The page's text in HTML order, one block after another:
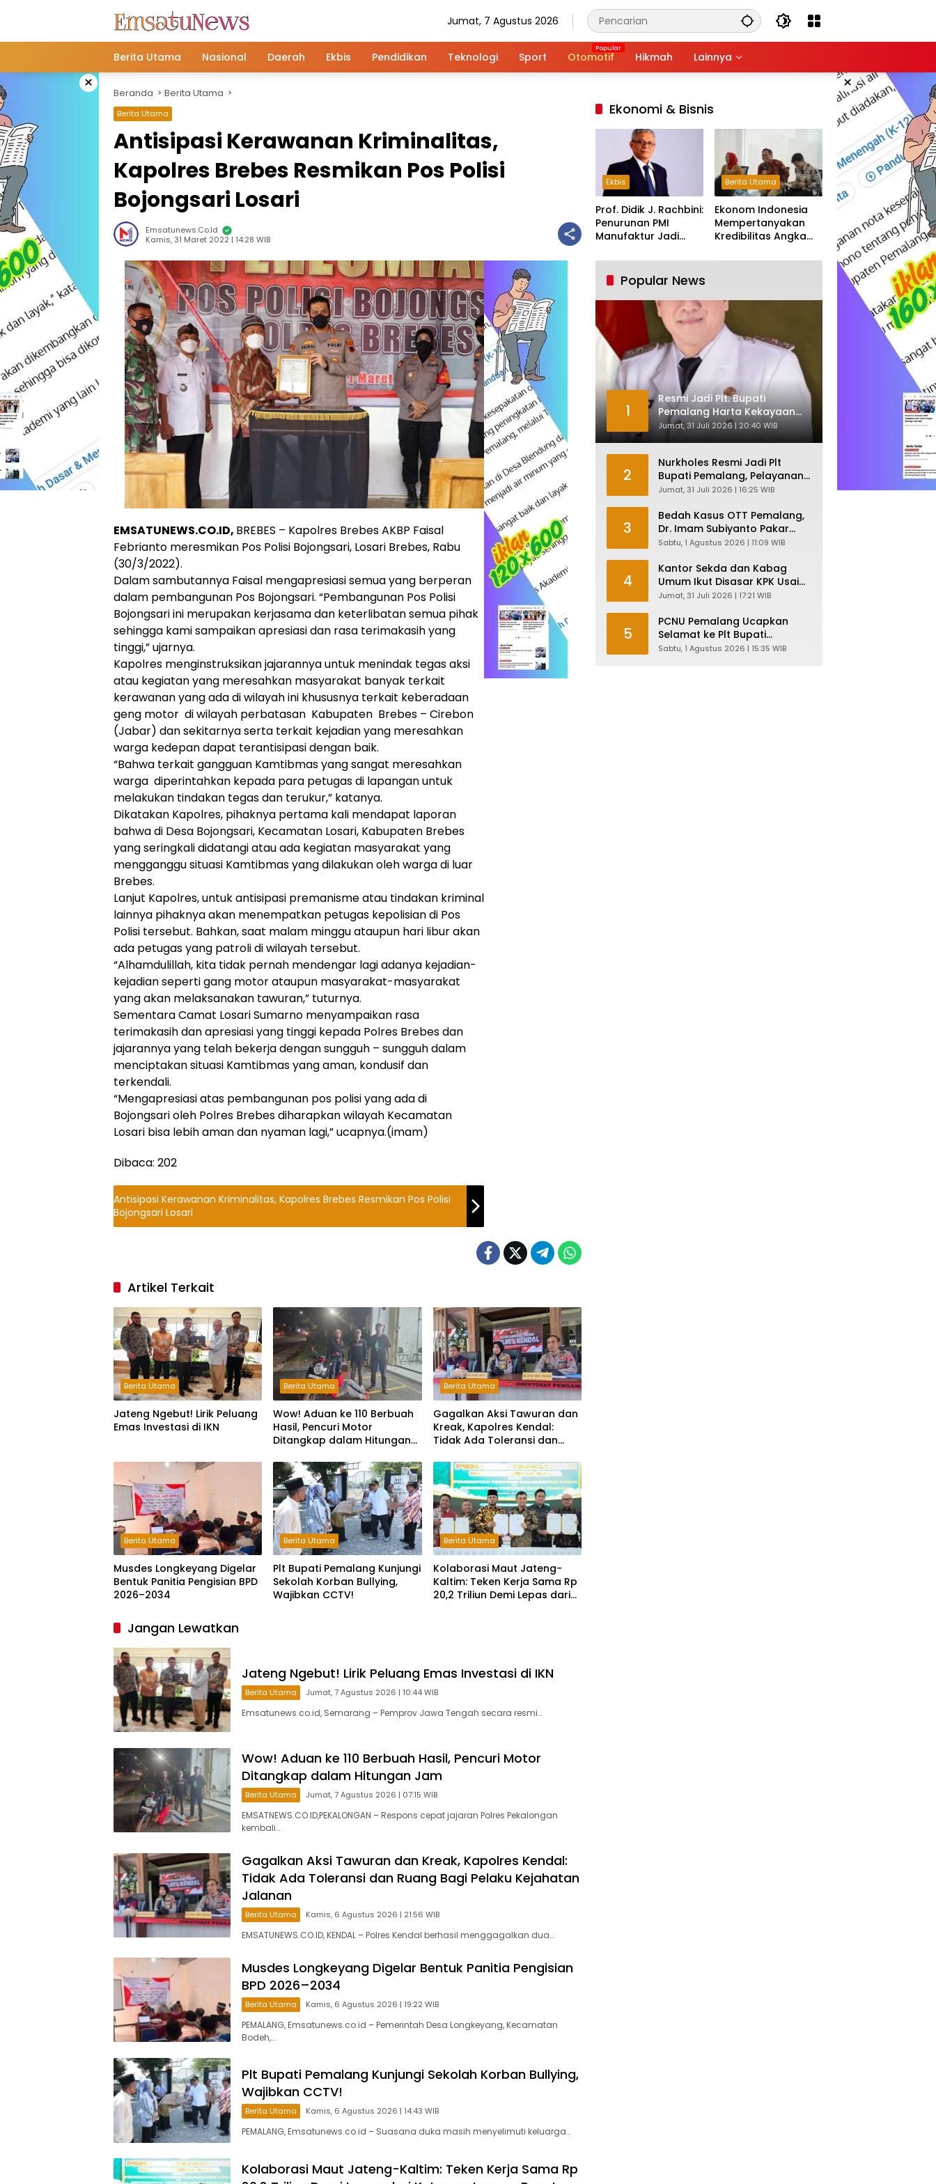
Jumat, 7 Agustus 2026
Berita Utama Nasional Daerah Ekbis Pendidikan Teknologi Sport Otomotif Hikmah Lainnya
× ×
Beranda Berita Utama
Berita Utama
Antisipasi Kerawanan Kriminalitas,
Kapolres Brebes Resmikan Pos Polisi
Bojongsari Losari
Emsatunews.co.id
Kamis, 31 Maret 2022 | 14:28 WIB
EMSATUNEWS.CO.ID, BREBES – Kapolres Brebes AKBP Faisal
Febrianto meresmikan Pos Polisi Bojongsari, Losari Brebes, Rabu
(30/3/2022).
Dalam sambutannya Faisal mengapresiasi semua yang berperan
dalam pembangunan Pos Bojongsari. “Pembangunan Pos Polisi
Bojongsari ini merupakan kerjasama dan keterlibatan semua pihak
sehingga kami sampaikan apresiasi dan rasa terimakasih yang
tinggi,” ujarnya.
Kapolres menginstruksikan jajarannya untuk menindak tegas aksi
atau kegiatan yang meresahkan masyarakat banyak terkait
kerawanan yang ada di wilayah ini khususnya terkait keberadaan
geng motor di wilayah perbatasan Kabupaten Brebes – Cirebon
(Jabar) dan sekitarnya serta terkait kejadian yang meresahkan
warga kedepan dapat terantisipasi dengan baik.
“Bahwa terkait gangguan Kamtibmas yang sangat meresahkan
warga diperintahkan kepada para petugas di lapangan untuk
melakukan tindakan tegas dan terukur,” katanya.
Dikatakan Kapolres, pihaknya pertama kali mendapat laporan
bahwa di Desa Bojongsari, Kecamatan Losari, Kabupaten Brebes
yang seringkali didatangi atau ada kegiatan masyarakat yang
mengganggu situasi Kamtibmas yang dilakukan oleh warga di luar
Brebes.
Lanjut Kapolres, untuk antisipasi premanisme atau tindakan kriminal
lainnya pihaknya akan menempatkan petugas kepolisian di Pos
Polisi tersebut. Bahkan, saat malam minggu ataupun hari libur akan
ada petugas yang patroli di wilayah tersebut.
“Alhamdulillah, kita tidak pernah mendengar lagi adanya kejadian-
kejadian seperti gang motor ataupun masyarakat-masyarakat
yang akan melaksanakan tawuran,” tuturnya.
Sementara Camat Losari Sumarno menyampaikan rasa
terimakasih dan apresiasi yang tinggi kepada Polres Brebes dan
jajarannya yang telah bekerja dengan sungguh – sungguh dalam
menciptakan situasi Kamtibmas yang aman, kondusif dan
terkendali.
“Mengapresiasi atas pembangunan pos polisi yang ada di
Bojongsari oleh Polres Brebes diharapkan wilayah Kecamatan
Losari bisa lebih aman dan nyaman lagi,” ucapnya.(imam)
Dibaca: 202
Antisipasi Kerawanan Kriminalitas, Kapolres Brebes Resmikan Pos Polisi
Bojongsari Losari
Artikel Terkait
Berita Utama
Jateng Ngebut! Lirik Peluang
Emas Investasi di IKN
Berita Utama
Wow! Aduan ke 110 Berbuah
Hasil, Pencuri Motor
Ditangkap dalam Hitungan
Berita Utama
Gagalkan Aksi Tawuran dan
Kreak, Kapolres Kendal:
Tidak Ada Toleransi dan
Kejahatan Jalanan
Berita Utama
Musdes Longkeyang Digelar
Bentuk Panitia Pengisian BPD
2026–2034
Berita Utama
Plt Bupati Pemalang Kunjungi
Sekolah Korban Bullying,
Wajibkan CCTV!
Berita Utama
Kolaborasi Maut Jateng-
Kaltim: Teken Kerja Sama Rp
20,2 Triliun Demi Lepas dari
Jangan Lewatkan
Jateng Ngebut! Lirik Peluang Emas Investasi di IKN
Berita Utama Jumat, 7 Agustus 2026 | 10:44 WIB
Emsatunews.co.id, Semarang – Pemprov Jawa Tengah secara resmi…
Wow! Aduan ke 110 Berbuah Hasil, Pencuri Motor
Ditangkap dalam Hitungan Jam
Berita Utama Jumat, 7 Agustus 2026 | 07:15 WIB
EMSATNEWS.CO.ID,PEKALONGAN – Respons cepat jajaran Polres Pekalongan
kembali…
Gagalkan Aksi Tawuran dan Kreak, Kapolres Kendal:
Tidak Ada Toleransi dan Ruang Bagi Pelaku Kejahatan
Jalanan
Berita Utama Kamis, 6 Agustus 2026 | 21:56 WIB
EMSATUNEWS.CO.ID, KENDAL – Polres Kendal berhasil menggagalkan dua…
Musdes Longkeyang Digelar Bentuk Panitia Pengisian
BPD 2026–2034
Berita Utama Kamis, 6 Agustus 2026 | 19:22 WIB
PEMALANG, Emsatunews.co.id – Pemerintah Desa Longkeyang, Kecamatan
Bodeh,…
Plt Bupati Pemalang Kunjungi Sekolah Korban Bullying,
Wajibkan CCTV!
Berita Utama Kamis, 6 Agustus 2026 | 14:43 WIB
PEMALANG, Emsatunews.co.id – Suasana duka masih menyelimuti keluarga…
Kolaborasi Maut Jateng-Kaltim: Teken Kerja Sama Rp
Ekonomi & Bisnis
Ekbis
Prof. Didik J. Rachbini:
Penurunan PMI
Manufaktur Jadi
Industri Nasional
Berita Utama
Ekonom Indonesia
Mempertanyakan
Kredibilitas Angka
Tumbuh Tapi Rapuh
Popular News
1
Resmi Jadi Plt. Bupati
Pemalang Harta Kekayaan
Nurkholes Sentuh Rp 12 Miliar
Jumat, 31 Juli 2026 | 20:40 WIB
2
Nurkholes Resmi Jadi Plt
Bupati Pemalang, Pelayanan
Publik Dijamin Tetap Lancar
Jumat, 31 Juli 2026 | 16:25 WIB
3
Bedah Kasus OTT Pemalang,
Dr. Imam Subiyanto Pakar
Hukum Ungkap Teori
Sabtu, 1 Agustus 2026 | 11:09 WIB
4
Kantor Sekda dan Kabag
Umum Ikut Disasar KPK Usai
Geledah Kantor Bupati
Jumat, 31 Juli 2026 | 17:21 WIB
5
PCNU Pemalang Ucapkan
Selamat ke Plt Bupati
Nurkholes: Pemimpin Adalah
Sabtu, 1 Agustus 2026 | 15:35 WIB